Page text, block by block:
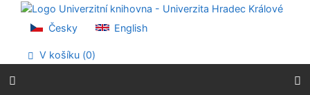
Přejít na obsah
Přejít na menu
Prohlášení o webové přístupnosti
Česky English
V košíku (0)